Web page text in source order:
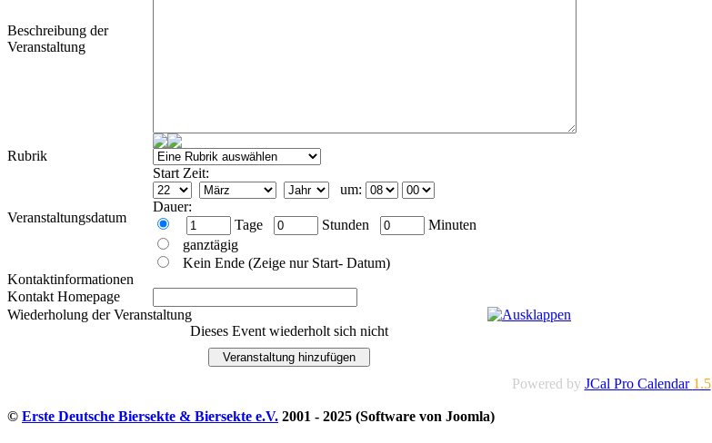
Beschreibung der
Veranstaltung
Rubrik
Veranstaltungsdatum
Start Zeit:
um:
Dauer:
Tage
Stunden
Minuten
ganztägig
Kein Ende (Zeige nur Start- Datum)
Kontaktinformationen
Kontakt Homepage
Wiederholung der Veranstaltung
Dieses Event wiederholt sich nicht
Powered by JCal Pro Calendar 1.5
© Erste Deutsche Biersekte & Biersekte e.V. 2001 - 2025 (Software von Joomla)